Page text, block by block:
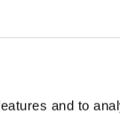
and to
Punkte bis